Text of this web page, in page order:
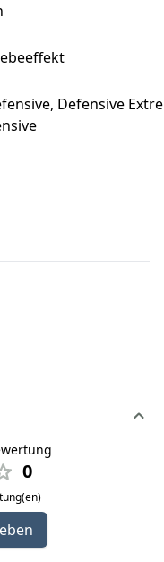
Defensive
0